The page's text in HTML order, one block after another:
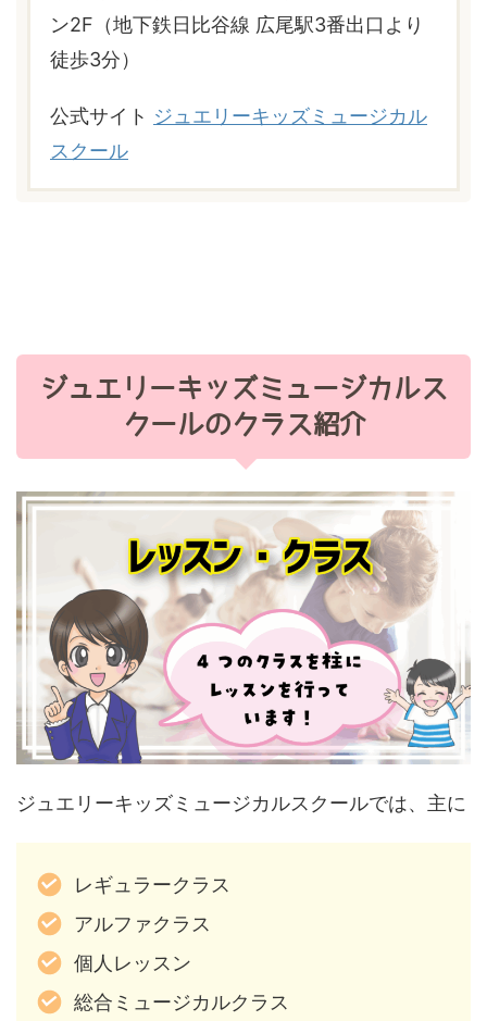
ン2F（地下鉄日比谷線 広尾駅3番出口より
徒歩3分）
公式サイト ジュエリーキッズミュージカル
スクール
ジュエリーキッズミュージカルス
クールのクラス紹介
ジュエリーキッズミュージカルスクールでは、主に
レギュラークラス
アルファクラス
個人レッスン
総合ミュージカルクラス